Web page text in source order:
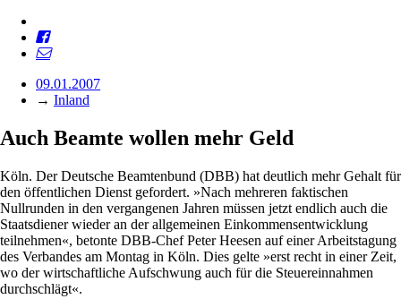
09.01.2007
→ Inland
Auch Beamte wollen mehr Geld
Köln. Der Deutsche Beamtenbund (DBB) hat deutlich mehr Gehalt für
den öffentlichen Dienst gefordert. »Nach mehreren faktischen
Nullrunden in den vergangenen Jahren müssen jetzt endlich auch die
Staatsdiener wieder an der allgemeinen Einkommensentwicklung
teilnehmen«, betonte DBB-Chef Peter Heesen auf einer Arbeitstagung
des Verbandes am Montag in Köln. Dies gelte »erst recht in einer Zeit,
wo der wirtschaftliche Aufschwung auch für die Steuereinnahmen
durchschlägt«.